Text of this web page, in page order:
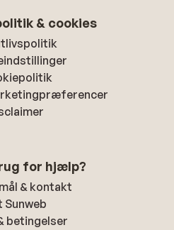
& cookies
for hjælp?
& kontakt
Sunweb
betingelser